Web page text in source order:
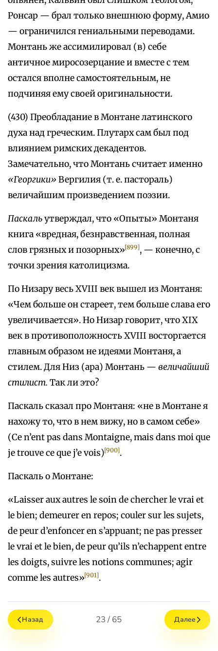
Ронсар — брал только внешнюю форму, Амио
— ограничился гениальными переводами.
Монтань же ассимилировал (в) себе
античное миросозерцание и вместе с тем
остался вполне самостоятельным, не
подчиняя ему своей оригинальности.
(430) Преобладание в Монтане латинского
духа над греческим. Плутарх сам был под
влиянием римских декадентов.
Замечательно, что Монтань считает именно
«Георгики» Вергилия (т. е. пастораль)
величайшим произведением поэзии.
Паскальутверждал, что «Опыты» Монтаня
книга «вредная, безнравственная, полная
слов грязных и позорных»[899], — конечно, с
точки зрения католицизма.
По Низару весь XVIII век вышел из Монтаня:
«Чем больше он стареет, тем больше слава его
увеличивается». Но Низар говорит, что XIX
век в противоположность XVIII восторгается
главным образом не идеями Монтаня, а
стилем. Для Низ (ара) Монтань — величайший
стилист. Так ли это?
Паскаль сказал про Монтаня: «не в Монтане я
нахожу то, что в нем вижу, но в самом себе»
(Се n’ent pas dans Montaigne, mais dans moi que
je trouve ce que j’e vois)[900].
Паскаль о Монтане:
«Laisser aux autres le soin de chercher le vrai et
le bien; demeurer en repos; couler sur les sujets,
de peur d’enfoncer en s’appuant; ne pas presser
le vrai et le bien, de peur qu’ils n’echappent entre
les doigts, suivre les notions communes; agir
comme les autres»[901].
Назад 23 / 65 Далее